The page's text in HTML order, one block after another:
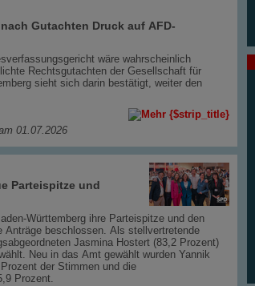
Gutachten Druck auf AFD-
wäre wahrscheinlich
Rechtsgutachten der Gesellschaft für
sieht sich darin bestätigt, weiter den
01.07.2026
Parteispitze und
Württemberg ihre Parteispitze und den
Anträge beschlossen. Als stellvertretende
Jasmina Hostert (83,2 Prozent)
Neu in das Amt gewählt wurden Yannik
der Stimmen und die
Prozent.